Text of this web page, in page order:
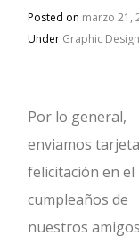
Posted on marzo 21,
Under Graphic Design
Por lo general,
enviamos
felicitación en el
cumpleaños de
nuestros